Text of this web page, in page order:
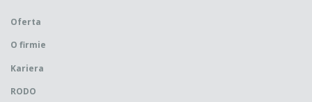
Oferta
O firmie
Kariera
RODO